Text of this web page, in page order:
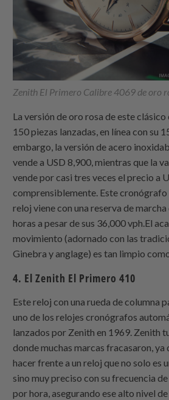
Zenith El Primero Calibre 4069 de oro
La versión de oro rosa de este
150 piezas lanzadas, en línea con su
embargo, la versión de acero
vende a USD 8,900, mientras que la
vende por casi tres veces el precio a
comprensiblemente. Este
reloj viene con una reserva de
horas a pesar de sus 36,000 vph.El
movimiento (adornado con las
Ginebra y anglage) es tan limpio
4. El Zenith El Primero 410
Este reloj con una rueda de columna
uno de los relojes cronógrafos
lanzados por Zenith en 1969. Zenith
donde muchas marcas fracasaron,
hacer frente a un reloj que no solo es
sino muy preciso con su frecuencia
por hora, asegurando ese alto nivel